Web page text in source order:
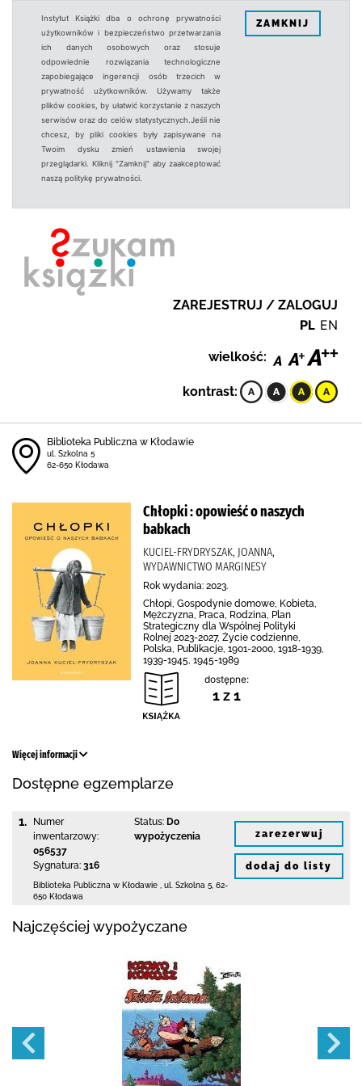
Instytut Książki dba o ochronę prywatności
użytkowników i bezpieczeństwo przetwarzania
ich danych osobowych oraz stosuje
odpowiednie rozwiązania technologiczne
zapobiegające ingerencji osób trzecich w
prywatność użytkowników. Używamy także
plików cookies, by ułatwić korzystanie z naszych
serwisów oraz do celów statystycznych.Jeśli nie
chcesz, by pliki cookies były zapisywane na
Twoim dysku zmień ustawienia swojej
przeglądarki. Kliknij "Zamknij" aby zaakceptować
naszą politykę prywatności.
ZAMKNIJ
ZAREJESTRUJ / ZALOGUJ
PL EN
wielkość:
kontrast:
Biblioteka Publiczna w Kłodawie
ul. Szkolna 5
62-650 Kłodawa
Chłopki : opowieść o naszych
babkach
KUCIEL-FRYDRYSZAK, JOANNA,
WYDAWNICTWO MARGINESY
Rok wydania: 2023.
Chłopi, Gospodynie domowe, Kobieta,
Mężczyzna, Praca, Rodzina, Plan
Strategiczny dla Wspólnej Polityki
Rolnej 2023-2027, Życie codzienne,
Polska, Publikacje, 1901-2000, 1918-1939,
1939-1945, 1945-1989
dostępne:
1 z 1
Więcej informacji
Dostępne egzemplarze
1.
Numer
inwentarzowy:
056537
Sygnatura: 316
Status: Do
wypożyczenia
Biblioteka Publiczna w Kłodawie ul. Szkolna 5 62-
650 Kłodawa
zarezerwuj
dodaj do listy
Najczęściej wypożyczane